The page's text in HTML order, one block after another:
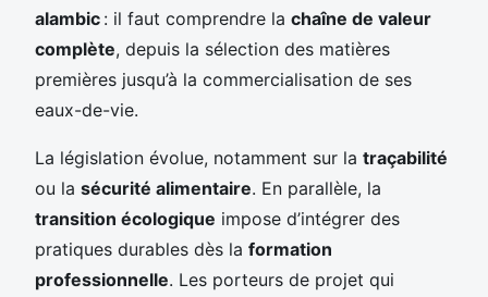
alambic : il faut comprendre la chaîne de valeur
complète, depuis la sélection des matières
premières jusqu’à la commercialisation de ses
eaux-de-vie.
La législation évolue, notamment sur la traçabilité
ou la sécurité alimentaire. En parallèle, la
transition écologique impose d’intégrer des
pratiques durables dès la formation
professionnelle. Les porteurs de projet qui